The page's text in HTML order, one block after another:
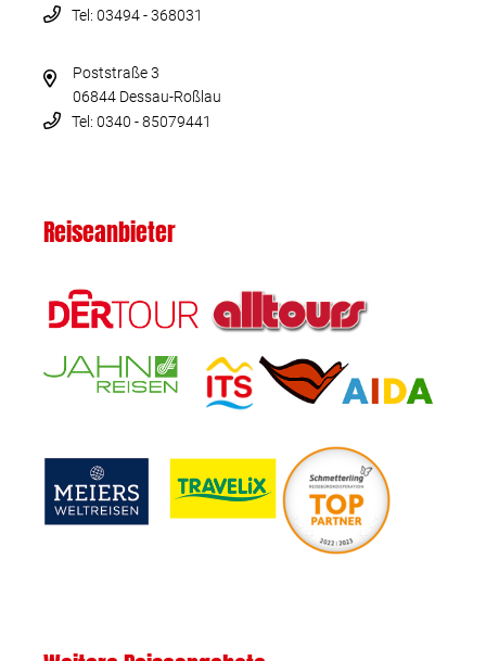
Tel: 03494 - 368031
Poststraße 3
06844 Dessau-Roßlau
Tel: 0340 - 85079441
Reiseanbieter